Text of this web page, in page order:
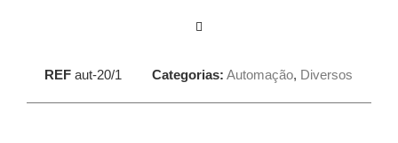
REF aut-20/1 Categorias: Automação, Diversos